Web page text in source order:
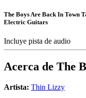
The Boys Are Back In Town
Electric Guitars
Incluye pista de audio
Acerca de The
Artista: Thin Lizzy